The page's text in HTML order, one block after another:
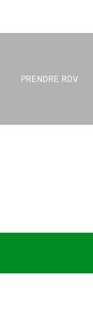
PRENDRE RDV